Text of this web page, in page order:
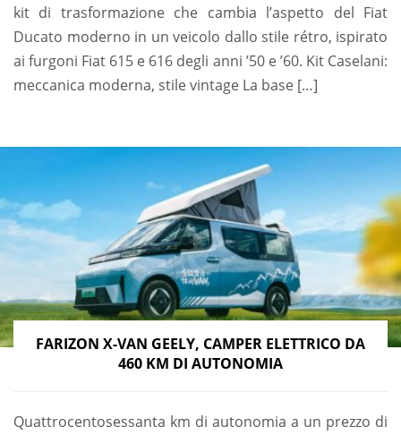
kit di trasformazione che cambia l’aspetto del Fiat
Ducato moderno in un veicolo dallo stile rétro, ispirato
ai furgoni Fiat 615 e 616 degli anni ’50 e ’60. Kit Caselani:
meccanica moderna, stile vintage La base […]
FARIZON X-VAN GEELY, CAMPER ELETTRICO DA
460 KM DI AUTONOMIA
Quattrocentosessanta km di autonomia a un prezzo di